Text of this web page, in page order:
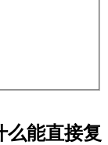
么能直接复